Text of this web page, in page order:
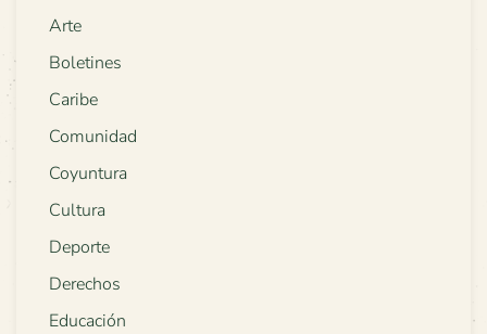
Arte
Boletines
Caribe
Comunidad
Coyuntura
Cultura
Deporte
Derechos
Educación